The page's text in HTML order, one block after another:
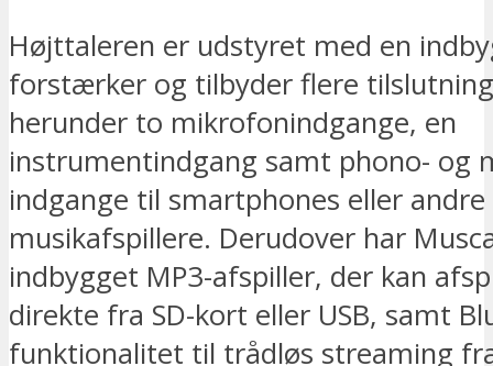
Højttaleren er udstyret med en
forstærker og tilbyder flere
herunder to mikrofonindgange, en
instrumentindgang samt phono- og
indgange til smartphones eller andre
musikafspillere. Derudover har
indbygget MP3-afspiller, der kan
direkte fra SD-kort eller USB, samt
funktionalitet til trådløs streaming